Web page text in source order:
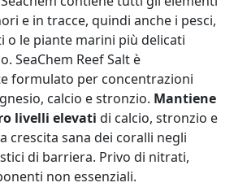
e in tracce, quindi anche i pesci,
o le piante marini più delicati
SeaChem Reef Salt è
formulato per concentrazioni
calcio e stronzio. Mantiene
livelli elevati di calcio, stronzio e
crescita sana dei coralli negli
di barriera. Privo di nitrati,
non essenziali.